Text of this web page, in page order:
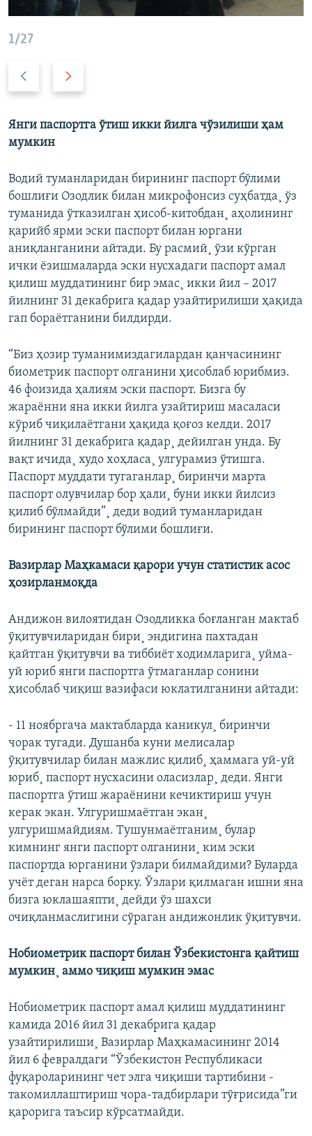
1/27
и
н
и
с
л
а
й
д
и
н
и
с
л
а
й
д
Янги паспортга ўтиш икки йилга чўзилиши ҳам
мумкин
Водий туманларидан бирининг паспорт бўлими
бошлиғи Озодлик билан микрофонсиз суҳбатда¸ ўз
туманида ўтказилган ҳисоб-китобдан¸ аҳолининг
қарийб ярми эски паспорт билан юргани
аниқланганини айтади. Бу расмий¸ ўзи кўрган
ички ëзишмаларда эски нусхадаги паспорт амал
қилиш муддатининг бир эмас¸ икки йил – 2017
йилнинг 31 декабрига қадар узайтирилиши ҳақида
гап бораëтганини билдирди.
“Биз ҳозир туманимиздагилардан қанчасининг
биометрик паспорт олганини ҳисоблаб юрибмиз.
46 фоизида ҳалиям эски паспорт. Бизга бу
жараëнни яна икки йилга узайтириш масаласи
кўриб чиқилаëтгани ҳақида қоғоз келди. 2017
йилнинг 31 декабрига қадар¸ дейилган унда. Бу
вақт ичида¸ худо хоҳласа¸ улгурамиз ўтишга.
Паспорт муддати тугаганлар¸ биринчи марта
паспорт олувчилар бор ҳали¸ буни икки йилсиз
қилиб бўлмайди”¸ деди водий туманларидан
бирининг паспорт бўлими бошлиғи.
Вазирлар Маҳкамаси қарори учун статистик асос
ҳозирланмоқда
Андижон вилоятидан Озодликка боғланган мактаб
ўқитувчиларидан бири¸ эндигина пахтадан
қайтган ўқитувчи ва тиббиëт ходимларига¸ уйма-
уй юриб янги паспортга ўтмаганлар сонини
ҳисоблаб чиқиш вазифаси юклатилганини айтади:
- 11 ноябргача мактабларда каникул¸ биринчи
чорак тугади. Душанба куни мелисалар
ўқитувчилар билан мажлис қилиб¸ ҳаммага уй-уй
юриб¸ паспорт нусхасини оласизлар¸ деди. Янги
паспортга ўтиш жараëнини кечиктириш учун
керак экан. Улгуришмаëтган экан¸
улгуришмайдиям. Тушунмаëтганим¸ булар
кимнинг янги паспорт олганини¸ ким эски
паспортда юрганини ўзлари билмайдими? Буларда
учëт деган нарса борку. Ўзлари қилмаган ишни яна
бизга юклашаяпти¸ дейди ўз шахси
очиқланмаслигини сўраган андижонлик ўқитувчи.
Нобиометрик паспорт билан Ўзбекистонга қайтиш
мумкин¸ аммо чиқиш мумкин эмас
Нобиометрик паспорт амал қилиш муддатининг
камида 2016 йил 31 декабрига қадар
узайтирилиши¸ Вазирлар Маҳкамасининг 2014
йил 6 февралдаги “Ўзбекистон Республикаси
фуқароларининг чет элга чиқиши тартибини ­
такомиллаштириш чора-тадбирлари тўғрисида”ги
қарорига таъсир кўрсатмайди.